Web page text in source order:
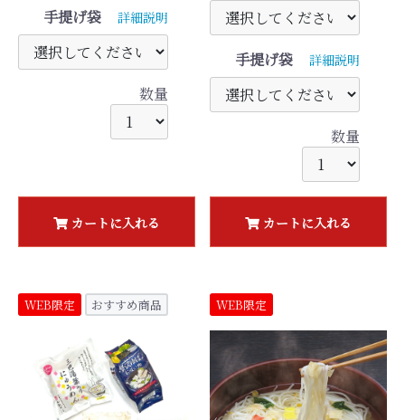
手提げ袋 詳細説明
数量
カートに入れる
手提げ袋 詳細説明
数量
カートに入れる
WEB限定 おすすめ商品 WEB限定